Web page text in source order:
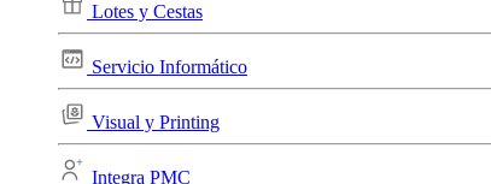
Lotes y Cestas
Servicio Informático
Visual y Printing
Integra PMC